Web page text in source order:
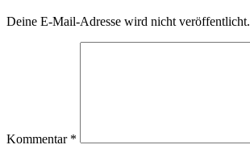
Deine E-Mail-Adresse wird nicht veröffentlicht.
Kommentar *